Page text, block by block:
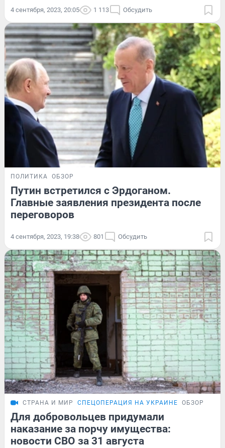
4 сентября, 2023, 20:05 1 113 Обсудить
ПОЛИТИКА ОБЗОР
Путин встретился с Эрдоганом.
Главные заявления президента после
переговоров
4 сентября, 2023, 19:38 801 Обсудить
СТРАНА И МИР СПЕЦОПЕРАЦИЯ НА УКРАИНЕ ОБЗОР
Для добровольцев придумали
наказание за порчу имущества:
новости СВО за 31 августа